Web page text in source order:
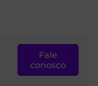
Fale
conosco